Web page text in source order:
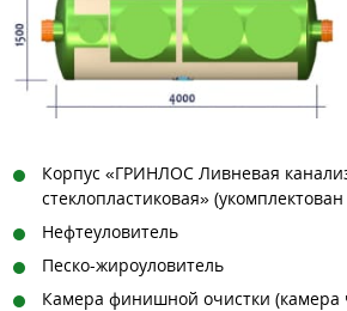
Корпус «ГРИНЛОС Ливневая
стеклопластиковая»
Нефтеуловитель
Песко-жироуловитель
Камера финишной очистки (камера